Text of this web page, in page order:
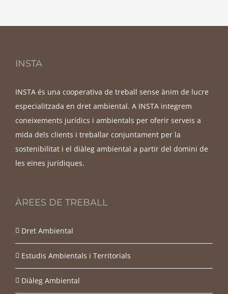
INSTA
INSTA és una cooperativa de treball sense ànim de lucre
especialitzada en dret ambiental. A INSTA integrem
coneixements jurídics i ambientals per oferir serveis a
mida dels clients i treballar conjuntament per la
sostenibilitat i el diàleg ambiental a partir del domini de
les eines jurídiques.
ÀREES DE TREBALL
Dret Ambiental
Estudis Ambientals i Territorials
Diàleg Ambiental